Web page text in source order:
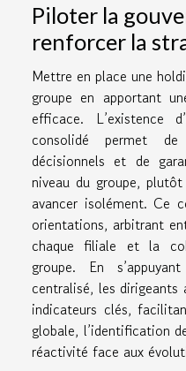
Piloter la
renforcer la
Mettre en place une
groupe en apportant
efficace. L’existence
consolidé permet
décisionnels et de
niveau du groupe,
avancer isolément. Ce
orientations, arbitrant
chaque filiale et la
groupe. En
centralisé, les
indicateurs clés,
globale, l’identification
réactivité face aux